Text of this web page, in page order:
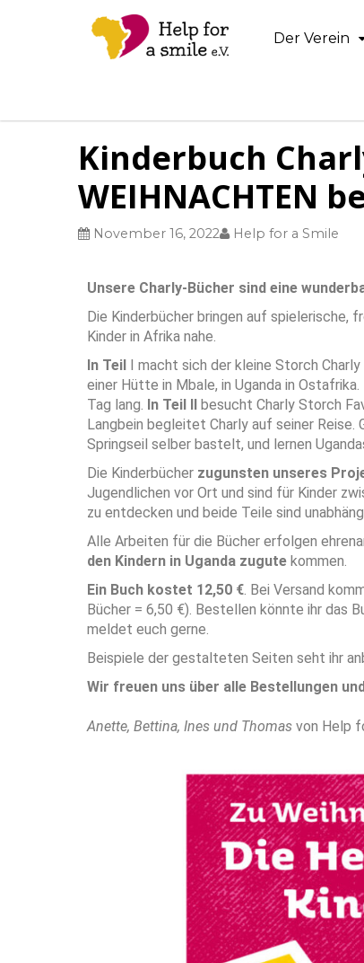
Der Verein
Kinderbuch
WEIHNACHTEN
November 16, 2022 Help for a Smile
Unsere Charly-Bücher sind eine
Die Kinderbücher bringen auf spielerische,
Kinder in Afrika nahe.
In Teil I macht sich der kleine Storch
einer Hütte in Mbale, in Uganda in
Tag lang. In Teil II besucht Charly Storch
Langbein begleitet Charly auf seiner Reise.
Springseil selber bastelt, und lernen
Die Kinderbücher zugunsten unseres
Jugendlichen vor Ort und sind für Kinder
zu entdecken und beide Teile sind
Alle Arbeiten für die Bücher erfolgen
den Kindern in Uganda zugute kommen.
Ein Buch kostet 12,50 €. Bei Versand
Bücher = 6,50 €). Bestellen könnte ihr das
meldet euch gerne.
Beispiele der gestalteten Seiten seht ihr
Wir freuen uns über alle Bestellungen
Anette, Bettina, Ines und Thomas von Help